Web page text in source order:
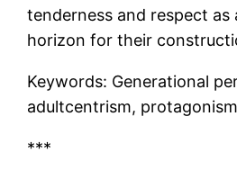
tenderness and respect as
horizon for their
Keywords: Generational
adultcentrism,
***